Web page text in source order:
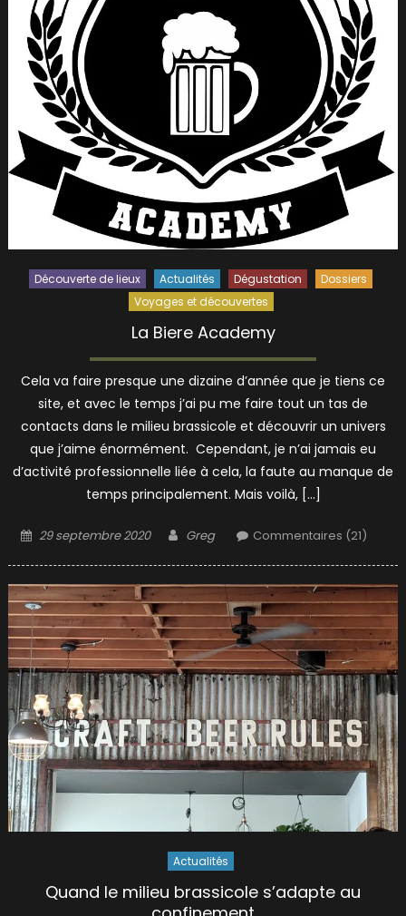
Découverte de lieux Actualités Dégustation
Dossiers
Voyages et découvertes
La Biere Academy
Cela va faire presque une dizaine d’année que je tiens ce
site, et avec le temps j’ai pu me faire tout un tas de
contacts dans le milieu brassicole et découvrir un univers
que j’aime énormément. Cependant, je n’ai jamais eu
d’activité professionnelle liée à cela, la faute au manque de
temps principalement. Mais voilà, […]
Posted
29 septembre 2020 Author
Greg Commentaires (21)
Actualités
Quand le milieu brassicole s’adapte au